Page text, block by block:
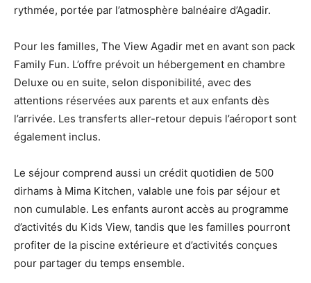
rythmée, portée par l’atmosphère balnéaire d’Agadir.
Pour les familles, The View Agadir met en avant son pack
Family Fun. L’offre prévoit un hébergement en chambre
Deluxe ou en suite, selon disponibilité, avec des
attentions réservées aux parents et aux enfants dès
l’arrivée. Les transferts aller-retour depuis l’aéroport sont
également inclus.
Le séjour comprend aussi un crédit quotidien de 500
dirhams à Mima Kitchen, valable une fois par séjour et
non cumulable. Les enfants auront accès au programme
d’activités du Kids View, tandis que les familles pourront
profiter de la piscine extérieure et d’activités conçues
pour partager du temps ensemble.